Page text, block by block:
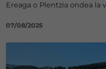
Ereaga o Plentzia ondea la
07/08/2025